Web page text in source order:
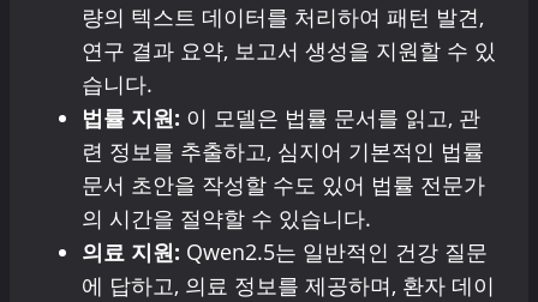
량의 텍스트 데이터를 처리하여 패턴 발견,
연구 결과 요약, 보고서 생성을 지원할 수 있
습니다.
법률 지원: 이 모델은 법률 문서를 읽고, 관
련 정보를 추출하고, 심지어 기본적인 법률
문서 초안을 작성할 수도 있어 법률 전문가
의 시간을 절약할 수 있습니다.
의료 지원: Qwen2.5는 일반적인 건강 질문
에 답하고, 의료 정보를 제공하며, 환자 데이